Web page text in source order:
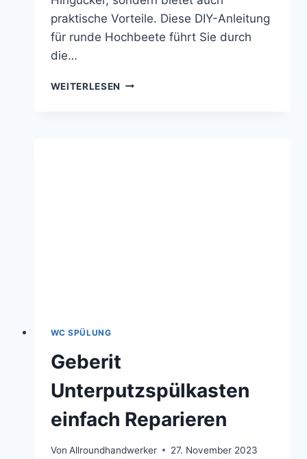
praktische Vorteile. Diese DIY-Anleitung
für runde Hochbeete führt Sie durch
die…
WEITERLESEN RUNDES
WC SPÜLUNG
Geberit
Unterputzspülkasten
einfach Reparieren
Von Allroundhandwerker 27. November 2023